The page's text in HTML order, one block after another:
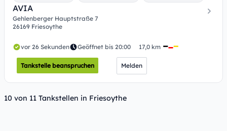
AVIA
Gehlenberger Hauptstraße 7
26169 Friesoythe
vor 26 Sekunden Geöffnet bis 20:00 17,0 km
Tankstelle beanspruchen Melden
10 von 11 Tankstellen in Friesoythe